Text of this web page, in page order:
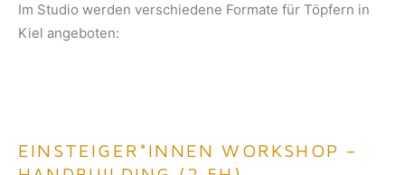
Im Studio werden verschiedene Formate für Töpfern in
Kiel angeboten:
EINSTEIGER*INNEN WORKSHOP –